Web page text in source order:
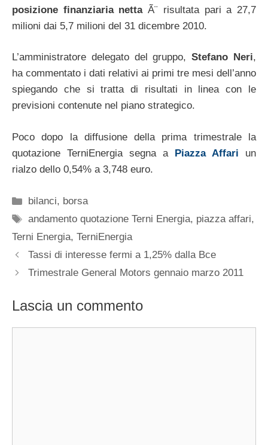
posizione finanziaria nettaÃ¨ risultata pari a 27,7
milioni dai 5,7 milioni del 31 dicembre 2010.
L’amministratore delegato del gruppo,Stefano Neri,
ha commentato i dati relativi ai primi tre mesi dell’anno
spiegando che si tratta di risultati in linea con le
previsioni contenute nel piano strategico.
Poco dopo la diffusione della prima trimestrale la
quotazione TerniEnergia segna a Piazza Affari un
rialzo dello 0,54% a 3,748 euro.
Categorie
bilanci, borsa
Tag
andamento quotazione Terni Energia, piazza affari,
Terni Energia, TerniEnergia
Tassi di interesse fermi a 1,25% dalla Bce
Trimestrale General Motors gennaio marzo 2011
Lascia un commento